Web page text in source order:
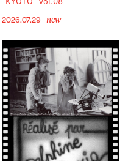
2026.07.29 new